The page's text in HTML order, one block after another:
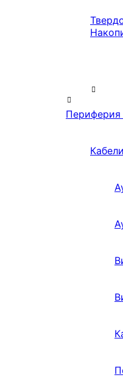
Периферия